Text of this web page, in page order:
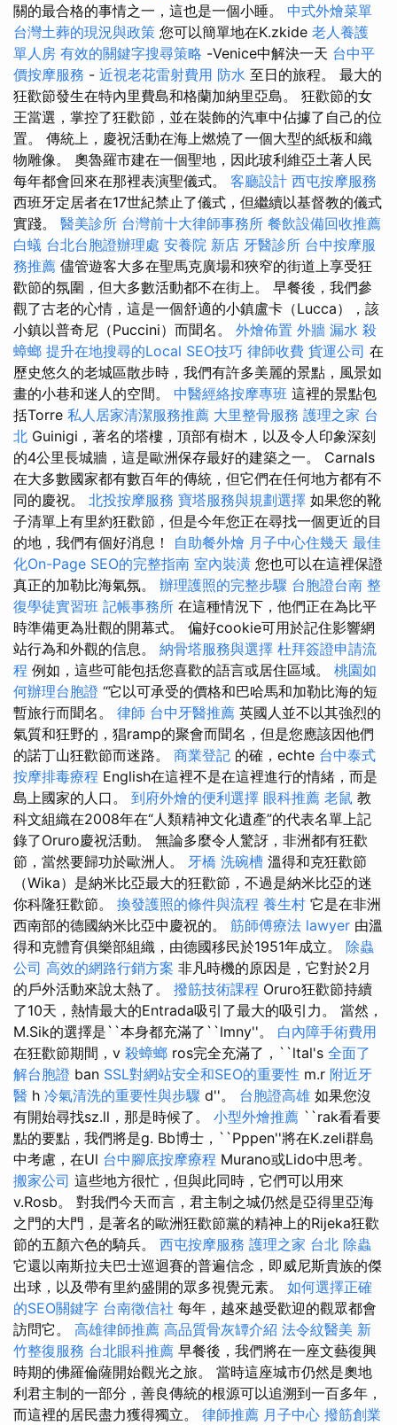
關的最合格的事情之一，這也是一個小睡。 中式外燴菜單
台灣土葬的現況與政策 您可以簡單地在K.zkide 老人養護
單人房 有效的關鍵字搜尋策略 -Venice中解決一天 台中平
價按摩服務 - 近視老花雷射費用 防水 至日的旅程。 最大的
狂歡節發生在特內里費島和格蘭加納里亞島。 狂歡節的女
王當選，掌控了狂歡節，並在裝飾的汽車中佔據了自己的位
置。 傳統上，慶祝活動在海上燃燒了一個大型的紙板和織
物雕像。 奧魯羅市建在一個聖地，因此玻利維亞土著人民
每年都會回來在那裡表演聖儀式。 客廳設計 西屯按摩服務
西班牙定居者在17世紀禁止了儀式，但繼續以基督教的儀式
實踐。 醫美診所 台灣前十大律師事務所 餐飲設備回收推薦
白蟻 台北台胞證辦理處 安養院 新店 牙醫診所 台中按摩服
務推薦 儘管遊客大多在聖馬克廣場和狹窄的街道上享受狂
歡節的氛圍，但大多數活動都不在街上。 早餐後，我們參
觀了古老的心情，這是一個舒適的小鎮盧卡（Lucca），該
小鎮以普奇尼（Puccini）而聞名。 外燴佈置 外牆 漏水 殺
蟑螂 提升在地搜尋的Local SEO技巧 律師收費 貨運公司 在
歷史悠久的老城區散步時，我們有許多美麗的景點，風景如
畫的小巷和迷人的空間。 中醫經絡按摩專班 這裡的景點包
括Torre 私人居家清潔服務推薦 大里整骨服務 護理之家 台
北 Guinigi，著名的塔樓，頂部有樹木，以及令人印象深刻
的4公里長城牆，這是歐洲保存最好的建築之一。 Carnals
在大多數國家都有數百年的傳統，但它們在任何地方都有不
同的慶祝。 北投按摩服務 寶塔服務與規劃選擇 如果您的靴
子清單上有里約狂歡節，但是今年您正在尋找一個更近的目
的地，我們有個好消息！ 自助餐外燴 月子中心住幾天 最佳
化On-Page SEO的完整指南 室內裝潢 您也可以在這裡保證
真正的加勒比海氣氛。 辦理護照的完整步驟 台胞證台南 整
復學徒實習班 記帳事務所 在這種情況下，他們正在為比平
時準備更為壯觀的開幕式。 偏好cookie可用於記住影響網
站行為和外觀的信息。 納骨塔服務與選擇 杜拜簽證申請流
程 例如，這些可能包括您喜歡的語言或居住區域。 桃園如
何辦理台胞證 “它以可承受的價格和巴哈馬和加勒比海的短
暫旅行而聞名。 律師 台中牙醫推薦 英國人並不以其強烈的
氣質和狂野的，猖ramp的聚會而聞名，但是您應該因他們
的諾丁山狂歡節而迷路。 商業登記 的確，echte 台中泰式
按摩排毒療程 English在這裡不是在這裡進行的情緒，而是
島上國家的人口。 到府外燴的便利選擇 眼科推薦 老鼠 教
科文組織在2008年在“人類精神文化遺產”的代表名單上記
錄了Oruro慶祝活動。 無論多麼令人驚訝，非洲都有狂歡
節，當然要歸功於歐洲人。 牙橋 洗碗槽 溫得和克狂歡節
（Wika）是納米比亞最大的狂歡節，不過是納米比亞的迷
你科隆狂歡節。 換發護照的條件與流程 養生村 它是在非洲
西南部的德國納米比亞中慶祝的。 筋師傅療法 lawyer 由溫
得和克體育俱樂部組織，由德國移民於1951年成立。 除蟲
公司 高效的網路行銷方案 非凡時機的原因是，它對於2月
的戶外活動來說太熱了。 撥筋技術課程 Oruro狂歡節持續
了10天，熱情最大的Entrada吸引了最大的吸引力。 當然，
M.Sik的選擇是``本身都充滿了``lmny''。 白內障手術費用
在狂歡節期間，v 殺蟑螂 ros完全充滿了，``ltal's 全面了
解台胞證 ban SSL對網站安全和SEO的重要性 m.r 附近牙
醫 h 冷氣清洗的重要性與步驟 d''。 台胞證高雄 如果您沒
有開始尋找sz.ll，那是時候了。 小型外燴推薦 ``rak看看要
點的要點，我們將是g. Bb博士，``Pppen''將在K.zeli群島
中考慮，在Ul 台中腳底按摩療程 Murano或Lido中思考。
搬家公司 這些地方很忙，但與此同時，它們可以用來
v.Rosb。 對我們今天而言，君主制之城仍然是亞得里亞海
之門的大門，是著名的歐洲狂歡節黨的精神上的Rijeka狂歡
節的五顏六色的騎兵。 西屯按摩服務 護理之家 台北 除蟲
它還以南斯拉夫巴士巡迴賽的普遍信念，即威尼斯貴族的傑
出球，以及帶有里約盛開的眾多視覺元素。 如何選擇正確
的SEO關鍵字 台南徵信社 每年，越來越受歡迎的觀眾都會
訪問它。 高雄律師推薦 高品質骨灰罈介紹 法令紋醫美 新
竹整復服務 台北眼科推薦 早餐後，我們將在一座文藝復興
時期的佛羅倫薩開始觀光之旅。 當時這座城市仍然是奧地
利君主制的一部分，善良傳統的根源可以追溯到一百多年，
而這裡的居民盡力獲得獨立。 律師推薦 月子中心 撥筋創業